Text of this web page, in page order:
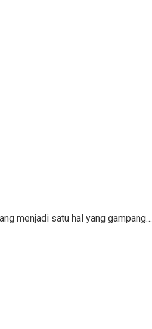
menjadi satu hal yang gampang…